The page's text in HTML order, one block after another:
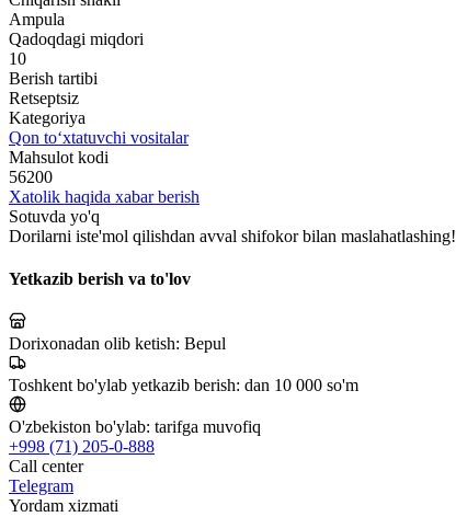
Ampula
Qadoqdagi miqdori
10
Berish tartibi
Retseptsiz
Kategoriya
Qon to‘xtatuvchi vositalar
Mahsulot kodi
56200
Xatolik haqida xabar berish
Sotuvda yo'q
Dorilarni iste'mol qilishdan avval shifokor bilan maslahatlashing!
Yetkazib berish va to'lov
Dorixonadan olib ketish: Bepul
Toshkent bo'ylab yetkazib berish: dan 10 000 so'm
O'zbekiston bo'ylab: tarifga muvofiq
+998 (71) 205-0-888
Call center
Telegram
Yordam xizmati